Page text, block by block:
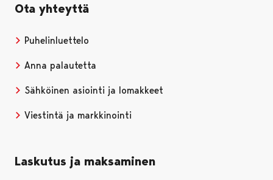
Ota yhteyttä
Puhelinluettelo
Anna palautetta
Sähköinen asiointi ja lomakkeet
Viestintä ja markkinointi
Laskutus ja maksaminen